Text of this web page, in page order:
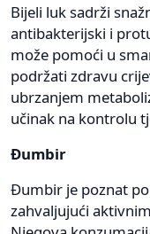
Bijeli luk sadrži
antibakterijski i
može pomoći u
podržati zdravu
ubrzanjem
učinak na kontrolu
Đumbir
Đumbir je poznat
zahvaljujući